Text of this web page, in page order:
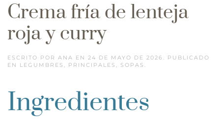
Crema fría de lenteja
roja y curry
ESCRITO POR ANA EN 24 DE MAYO DE 2026 . PUBLICADO
EN LEGUMBRES , PRINCIPALES , SOPAS .
Ingredientes